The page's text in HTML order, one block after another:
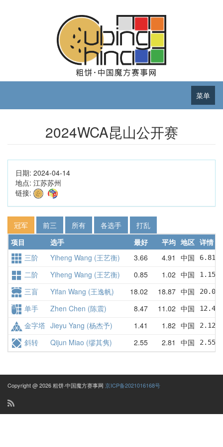
菜单
2024WCA昆山公开赛
日期: 2024-04-14
地点: 江苏苏州
链接:
冠军 前三 所有 各选手
打乱
项目
选手 最好 平均 地区 详情
三阶
Yiheng Wang (王艺衡) 3.66 4.91 中国 6.81
二阶 Yiheng Wang (王艺衡) 0.85 1.02 中国 1.15
三盲 Yifan Wang (王逸帆) 18.02 18.87 中国
单手 Zhen Chen (陈震) 8.47 11.02 中国
金字塔 Jieyu Yang (杨杰予) 1.41 1.82 中国 2.12
斜转 Qijun Miao (缪其隽) 2.55 2.81 中国 2.55
Copyright @ 2026 粗饼·中国魔方赛事网 京ICP备2021016168号